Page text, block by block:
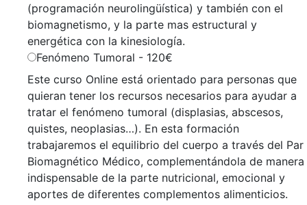
(programación neurolingüística) y también con el
biomagnetismo, y la parte mas estructural y
energética con la kinesiología.
Fenómeno Tumoral - 120€
Este curso Online está orientado para personas que
quieran tener los recursos necesarios para ayudar a
tratar el fenómeno tumoral (displasias, abscesos,
quistes, neoplasias…). En esta formación
trabajaremos el equilibrio del cuerpo a través del Par
Biomagnético Médico, complementándola de manera
indispensable de la parte nutricional, emocional y
aportes de diferentes complementos alimenticios.